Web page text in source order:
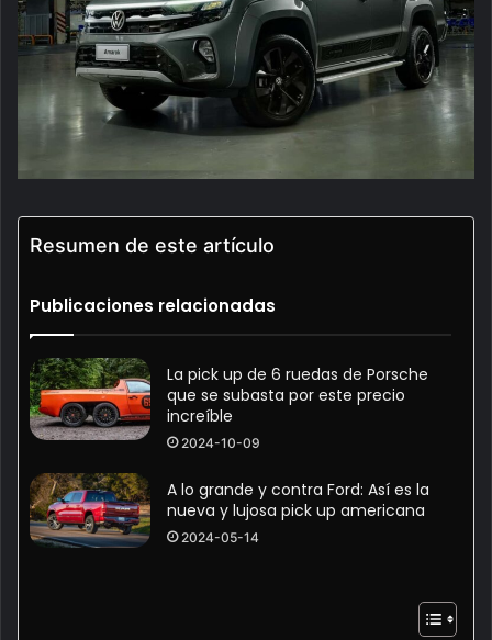
Resumen de este artículo
Publicaciones relacionadas
La pick up de 6 ruedas de Porsche
que se subasta por este precio
increíble
2024-10-09
A lo grande y contra Ford: Así es la
nueva y lujosa pick up americana
2024-05-14